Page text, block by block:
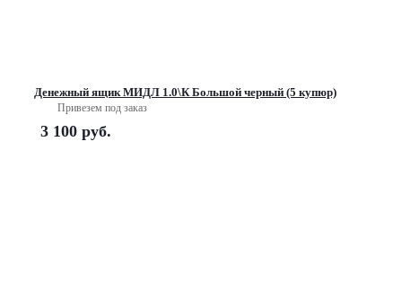
Денежный ящик МИДЛ 1.0\К Большой черный (5 купюр)
Привезем под заказ
3 100 руб.